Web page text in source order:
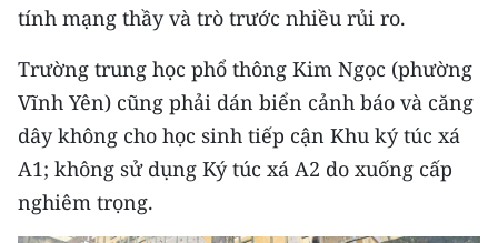
CÁC CHUYÊN TRANG
VỀ BÁO NHÂN DÂN
THỜI NAY
NHÂN DÂN CUỐI TUẦN
tính mạng thầy và trò trước nhiều rủi ro.
Trường trung học phổ thông Kim Ngọc (phường
Vĩnh Yên) cũng phải dán biển cảnh báo và căng
dây không cho học sinh tiếp cận Khu ký túc xá
A1; không sử dụng Ký túc xá A2 do xuống cấp
nghiêm trọng.